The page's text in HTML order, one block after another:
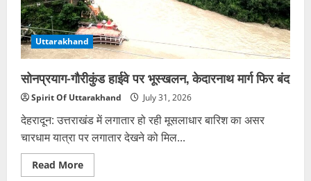
Uttarakhand
सोनप्रयाग-गौरीकुंड हाईवे पर भूस्खलन, केदारनाथ मार्ग फिर बंद
Spirit Of Uttarakhand July 31, 2026
देहरादून: उत्तराखंड में लगातार हो रही मूसलाधार बारिश का असर
चारधाम यात्रा पर लगातार देखने को मिल...
Read MoreRead
more